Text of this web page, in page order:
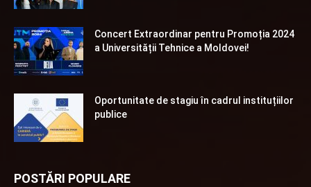
Concert Extraordinar pentru Promoția 2024
a Universității Tehnice a Moldovei!
Oportunitate de stagiu în cadrul instituțiilor
publice
POSTĂRI POPULARE